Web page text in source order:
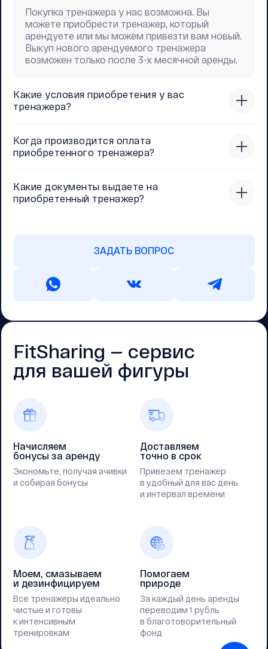
Какие условия приобретения у вас
тренажера?
Когда производится оплата
приобретенного тренажера?
Какие документы выдаете на
приобретенный тренажер?
ЗАДАТЬ ВОПРОС
Покупка тренажера у нас возможна. Вы
можете приобрести тренажер, который
арендуете или мы можем привезти вам новый.
Выкуп нового арендуемого тренажера
возможен только после 3-х месячной аренды.
FitSharing — cервис
для вашей фигуры
Начисляем
бонусы за аренду
Экономьте, получая ачивки
и собирая бонусы
Доставляем
точно в срок
Привезем тренажер
в удобный для вас день
и интервал времени
Моем, смазываем
и дезинфицируем
Все тренажеры идеально
чистые и готовы
к интенсивным
тренировкам
Помогаем
природе
За каждый день аренды
переводим 1 рубль
в благотоворительный
фонд